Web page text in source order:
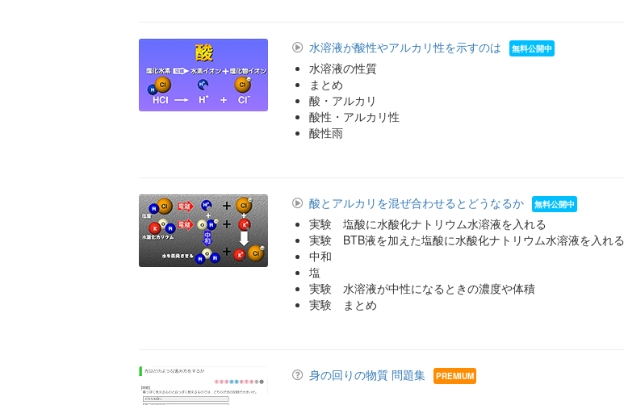
水溶液が酸性やアルカリ性を示すのは
水溶液の性質
まとめ
酸・アルカリ
酸性・アルカリ性
酸性雨
酸とアルカリを混ぜ合わせるとどうなるか
実験 塩酸に水酸化ナトリウム水溶液を入れる
実験 BTB液を加えた塩酸に水酸化ナトリウム水溶液を入れる
中和
塩
実験 水溶液が中性になるときの濃度や体積
実験 まとめ
身の回りの物質 問題集